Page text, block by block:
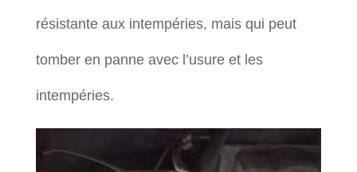
résistante aux intempéries, mais qui peut
tomber en panne avec l’usure et les
intempéries.